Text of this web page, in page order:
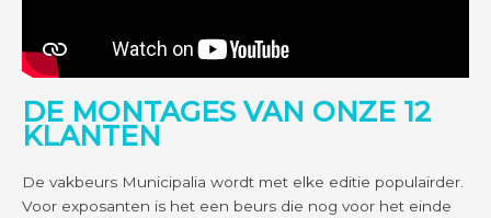
DE MONTAGES VAN ONZE 12
KLANTEN
De vakbeurs Municipalia wordt met elke editie populairder.
Voor exposanten is het een beurs die nog voor het einde